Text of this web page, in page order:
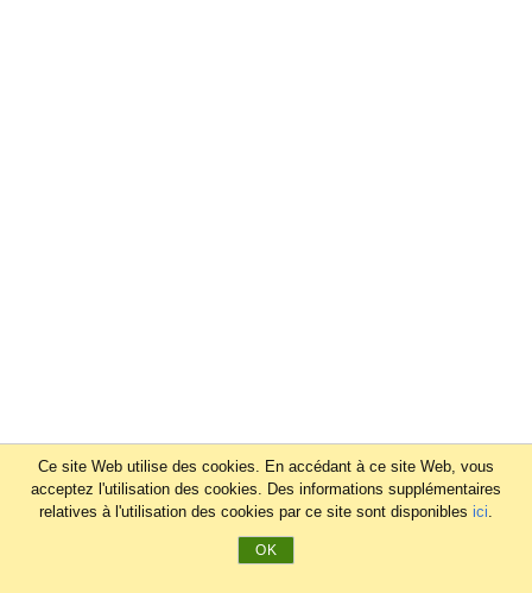
Ce site Web utilise des cookies. En accédant à ce site Web, vous
acceptez l'utilisation des cookies. Des informations supplémentaires
relatives à l'utilisation des cookies par ce site sont disponibles ici.
OK